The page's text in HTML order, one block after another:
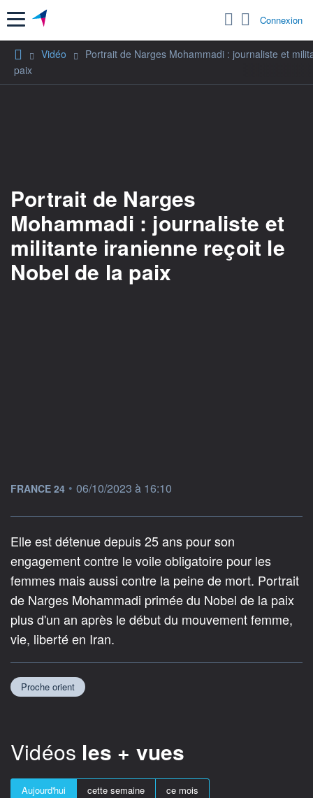
Menu Connexion
Vidéo
Portrait de Narges Mohammadi : journaliste et
paix
Portrait de Narges
Mohammadi : journaliste et
militante iranienne reçoit le
Nobel de la paix
information fournie par
FRANCE 24 • 06/10/2023 à 16:10
Elle est détenue depuis 25 ans pour son
engagement contre le voile obligatoire pour les
femmes mais aussi contre la peine de mort. Portrait
de Narges Mohammadi primée du Nobel de la paix
plus d'un an après le début du mouvement femme,
vie, liberté en Iran.
Proche orient
Vidéos les + vues
Aujourd'hui cette semaine ce mois